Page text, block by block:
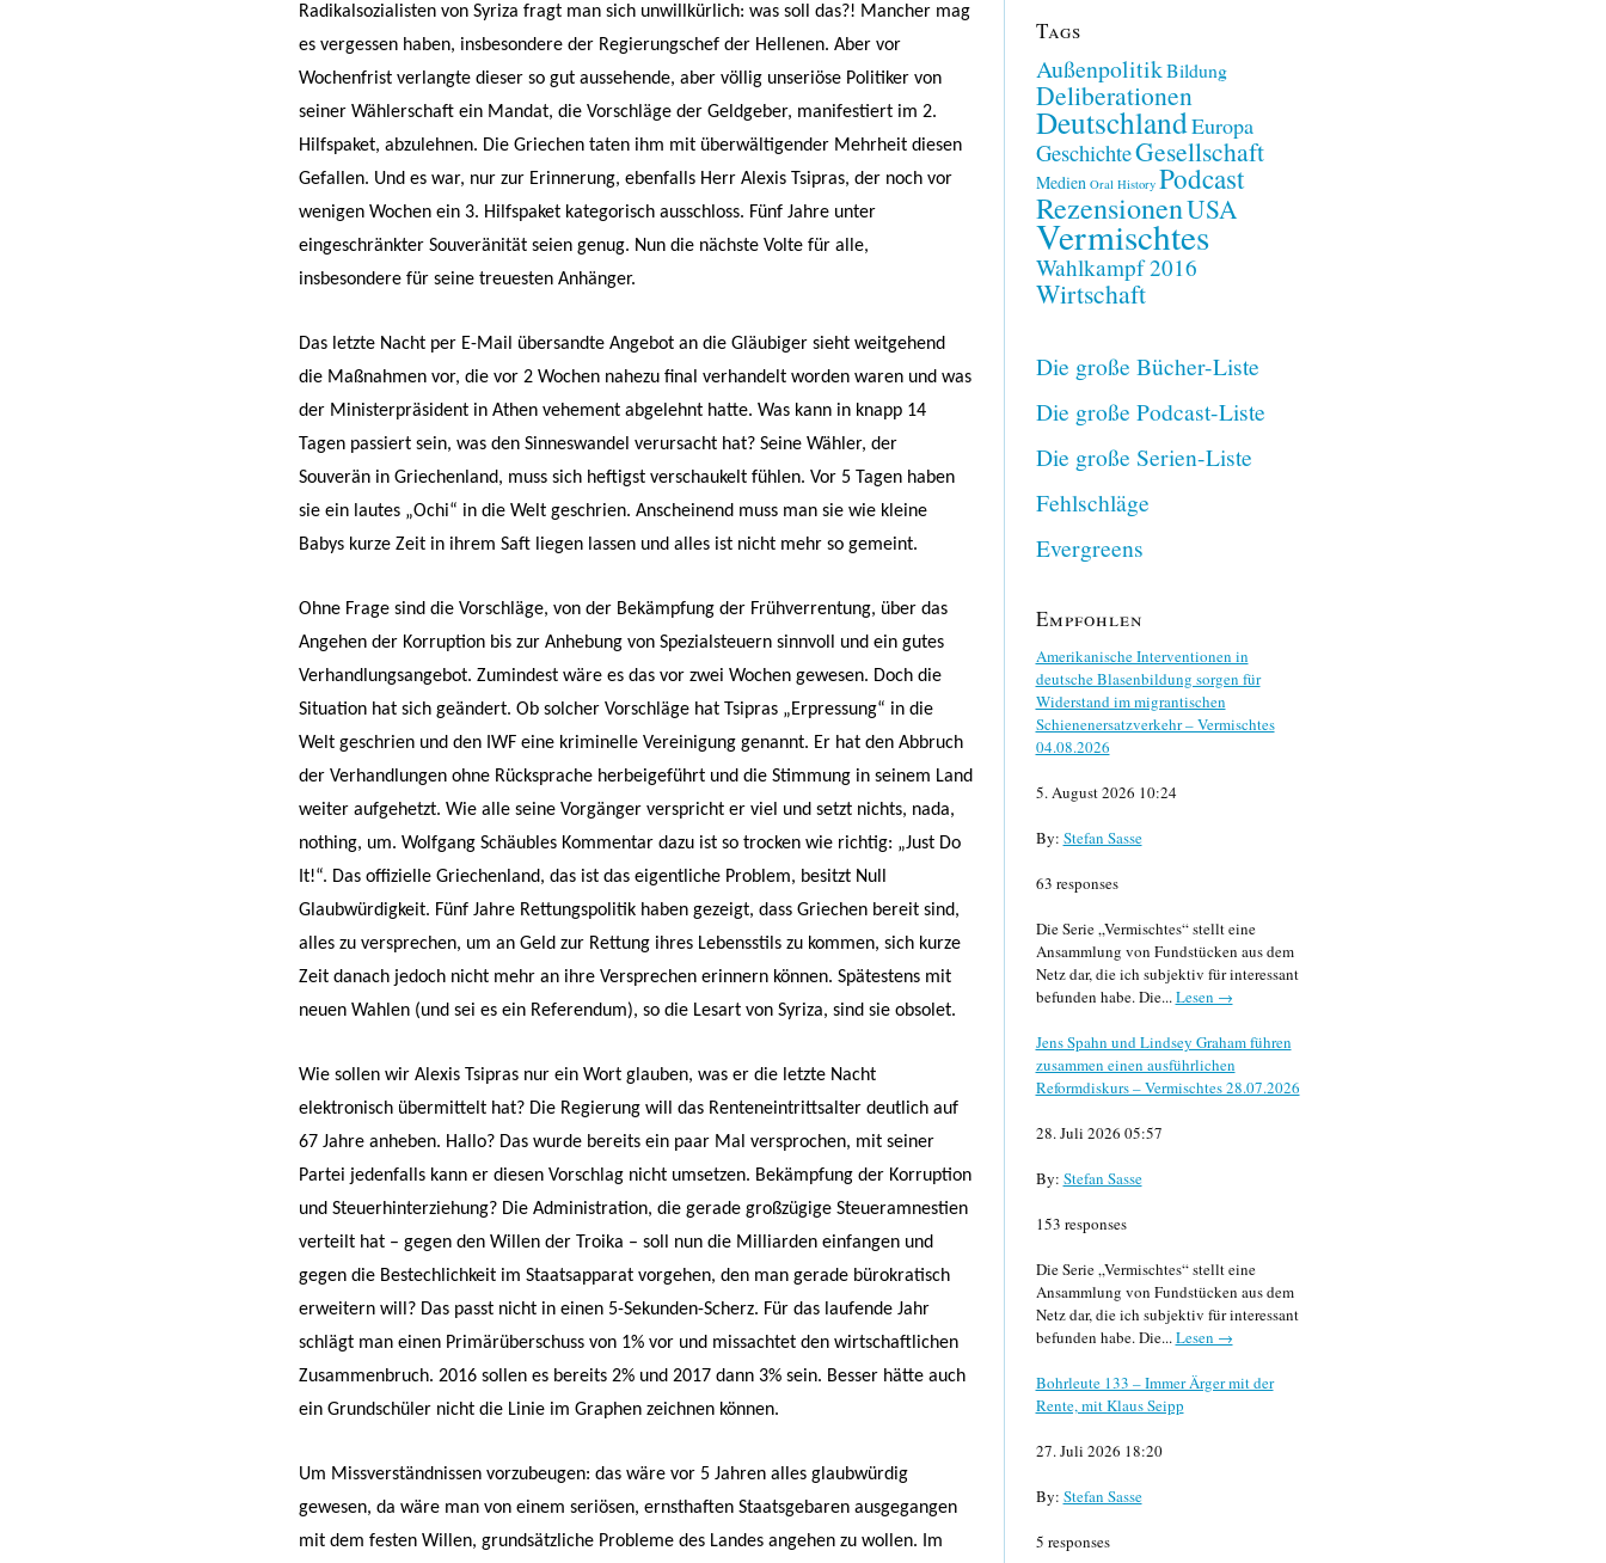
Radikalsozialisten von Syriza fragt man sich unwillkürlich: was soll das?! Mancher mag
es vergessen haben, insbesondere der Regierungschef der Hellenen. Aber vor
Wochenfrist verlangte dieser so gut aussehende, aber völlig unseriöse Politiker von
seiner Wählerschaft ein Mandat, die Vorschläge der Geldgeber, manifestiert im 2.
Hilfspaket, abzulehnen. Die Griechen taten ihm mit überwältigender Mehrheit diesen
Gefallen. Und es war, nur zur Erinnerung, ebenfalls Herr Alexis Tsipras, der noch vor
wenigen Wochen ein 3. Hilfspaket kategorisch ausschloss. Fünf Jahre unter
eingeschränkter Souveränität seien genug. Nun die nächste Volte für alle,
insbesondere für seine treuesten Anhänger.
Das letzte Nacht per E-Mail übersandte Angebot an die Gläubiger sieht weitgehend
die Maßnahmen vor, die vor 2 Wochen nahezu final verhandelt worden waren und was
der Ministerpräsident in Athen vehement abgelehnt hatte. Was kann in knapp 14
Tagen passiert sein, was den Sinneswandel verursacht hat? Seine Wähler, der
Souverän in Griechenland, muss sich heftigst verschaukelt fühlen. Vor 5 Tagen haben
sie ein lautes „Ochi“ in die Welt geschrien. Anscheinend muss man sie wie kleine
Babys kurze Zeit in ihrem Saft liegen lassen und alles ist nicht mehr so gemeint.
Ohne Frage sind die Vorschläge, von der Bekämpfung der Frühverrentung, über das
Angehen der Korruption bis zur Anhebung von Spezialsteuern sinnvoll und ein gutes
Verhandlungsangebot. Zumindest wäre es das vor zwei Wochen gewesen. Doch die
Situation hat sich geändert. Ob solcher Vorschläge hat Tsipras „Erpressung“ in die
Welt geschrien und den IWF eine kriminelle Vereinigung genannt. Er hat den Abbruch
der Verhandlungen ohne Rücksprache herbeigeführt und die Stimmung in seinem Land
weiter aufgehetzt. Wie alle seine Vorgänger verspricht er viel und setzt nichts, nada,
nothing, um. Wolfgang Schäubles Kommentar dazu ist so trocken wie richtig: „Just Do
It!“. Das offizielle Griechenland, das ist das eigentliche Problem, besitzt Null
Glaubwürdigkeit. Fünf Jahre Rettungspolitik haben gezeigt, dass Griechen bereit sind,
alles zu versprechen, um an Geld zur Rettung ihres Lebensstils zu kommen, sich kurze
Zeit danach jedoch nicht mehr an ihre Versprechen erinnern können. Spätestens mit
neuen Wahlen (und sei es ein Referendum), so die Lesart von Syriza, sind sie obsolet.
Wie sollen wir Alexis Tsipras nur ein Wort glauben, was er die letzte Nacht
elektronisch übermittelt hat? Die Regierung will das Renteneintrittsalter deutlich auf
67 Jahre anheben. Hallo? Das wurde bereits ein paar Mal versprochen, mit seiner
Partei jedenfalls kann er diesen Vorschlag nicht umsetzen. Bekämpfung der Korruption
und Steuerhinterziehung? Die Administration, die gerade großzügige Steueramnestien
verteilt hat – gegen den Willen der Troika – soll nun die Milliarden einfangen und
gegen die Bestechlichkeit im Staatsapparat vorgehen, den man gerade bürokratisch
erweitern will? Das passt nicht in einen 5-Sekunden-Scherz. Für das laufende Jahr
schlägt man einen Primärüberschuss von 1% vor und missachtet den wirtschaftlichen
Zusammenbruch. 2016 sollen es bereits 2% und 2017 dann 3% sein. Besser hätte auch
ein Grundschüler nicht die Linie im Graphen zeichnen können.
Um Missverständnissen vorzubeugen: das wäre vor 5 Jahren alles glaubwürdig
gewesen, da wäre man von einem seriösen, ernsthaften Staatsgebaren ausgegangen
mit dem festen Willen, grundsätzliche Probleme des Landes angehen zu wollen. Im
Tags
AußenpolitikBildung
Deliberationen
DeutschlandEuropa
GeschichteGesellschaft
Medien Oral History Podcast
RezensionenUSA
Vermischtes
Wahlkampf 2016
Wirtschaft
Die große Bücher-Liste
Die große Podcast-Liste
Die große Serien-Liste
Fehlschläge
Evergreens
Empfohlen
Amerikanische Interventionen in
deutsche Blasenbildung sorgen für
Widerstand im migrantischen
Schienenersatzverkehr – Vermischtes
04.08.2026
5. August 2026 10:24
By: Stefan Sasse
63 responses
Die Serie „Vermischtes“ stellt eine
Ansammlung von Fundstücken aus dem
Netz dar, die ich subjektiv für interessant
befunden habe. Die...Lesen →
Jens Spahn und Lindsey Graham führen
zusammen einen ausführlichen
Reformdiskurs – Vermischtes 28.07.2026
28. Juli 2026 05:57
By: Stefan Sasse
153 responses
Die Serie „Vermischtes“ stellt eine
Ansammlung von Fundstücken aus dem
Netz dar, die ich subjektiv für interessant
befunden habe. Die...Lesen →
Bohrleute 133 – Immer Ärger mit der
Rente, mit Klaus Seipp
27. Juli 2026 18:20
By: Stefan Sasse
5 responses